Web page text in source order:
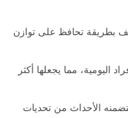
بطريقة تحافظ على توازن
اليومية، مما يجعلها أكثر
الأحداث من تحديات